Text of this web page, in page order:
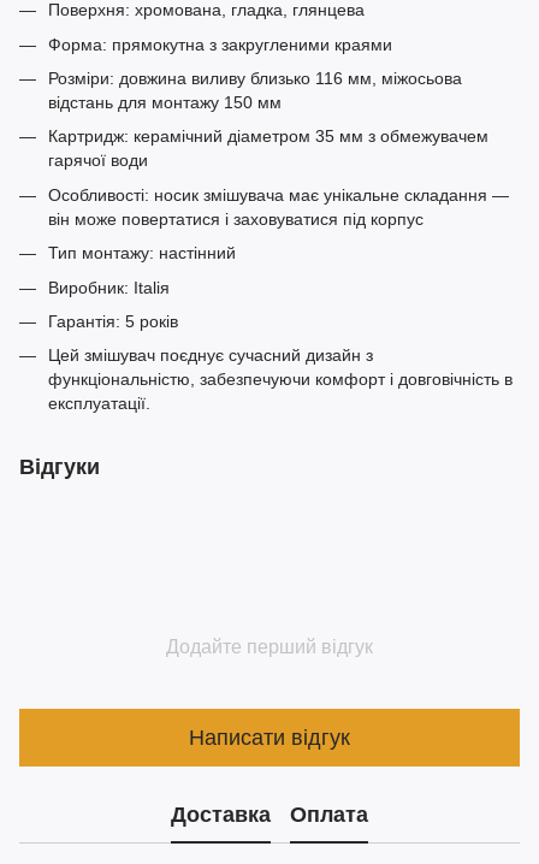
Поверхня: хромована, гладка, глянцева
Форма: прямокутна з закругленими краями
Розміри: довжина виливу близько 116 мм, міжосьова
відстань для монтажу 150 мм
Картридж: керамічний діаметром 35 мм з обмежувачем
гарячої води
Особливості: носик змішувача має унікальне складання —
він може повертатися і заховуватися під корпус
Тип монтажу: настінний
Виробник: Italія
Гарантія: 5 років
Цей змішувач поєднує сучасний дизайн з
функціональністю, забезпечуючи комфорт і довговічність в
експлуатації.​
Відгуки
Додайте перший відгук
Написати відгук
Доставка Оплата